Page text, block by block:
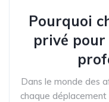
Pourquoi
privé pour
Dans le monde des
chaque